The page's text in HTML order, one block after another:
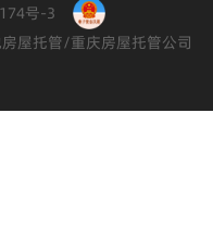
号-3
屋托管/重庆房屋托管公司